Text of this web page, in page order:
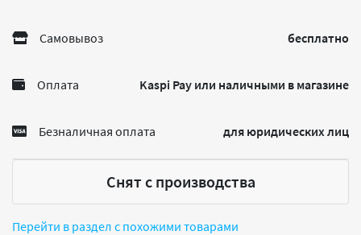
Самовывоз бесплатно
Оплата Kaspi Pay или наличными в магазине
Безналичная оплата для юридических лиц
Снят с производства
Перейти в раздел с похожими товарами